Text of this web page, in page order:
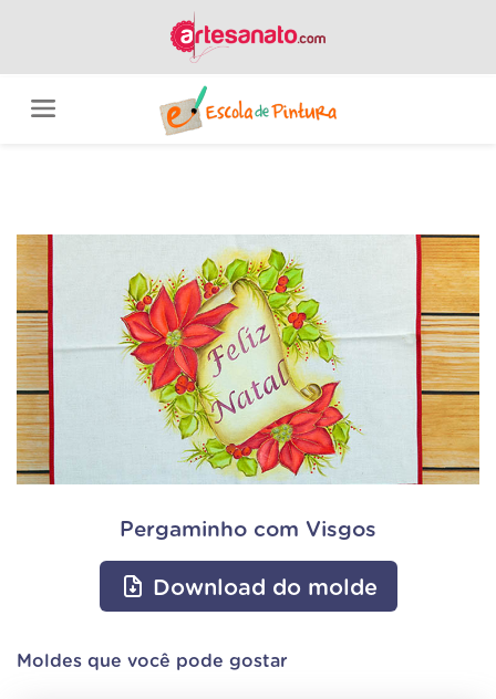
Pergaminho com Visgos
Download do molde
Moldes que você pode gostar